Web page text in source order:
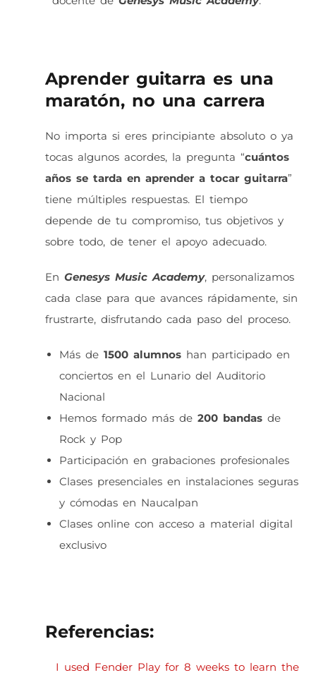
Aprender guitarra es una
maratón, no una carrera
No importa si eres principiante absoluto o ya
tocas algunos acordes, la pregunta “cuántos
años se tarda en aprender a tocar guitarra”
tiene múltiples respuestas. El tiempo
depende de tu compromiso, tus objetivos y
sobre todo, de tener el apoyo adecuado.
En Genesys Music Academy, personalizamos
cada clase para que avances rápidamente, sin
frustrarte, disfrutando cada paso del proceso.
Más de 1500 alumnoshan participado en
conciertos en el Lunario del Auditorio
Nacional
Hemos formado más de 200 bandasde
Rock y Pop
Participación en grabaciones profesionales
Clases presenciales en instalaciones seguras
y cómodas en Naucalpan
Clases online con acceso a material digital
exclusivo
Referencias:
I used Fender Play for 8 weeks to learn the